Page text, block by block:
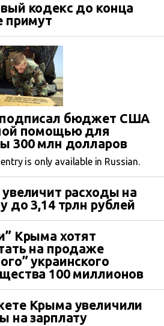
кодекс до конца
примут
бюджет США
помощью для
300 млн долларов
is only available in Russian.
увеличит расходы на
до 3,14 трлн рублей
Крыма хотят
на продаже
украинского
100 миллионов
Крыма увеличили
на зарплату